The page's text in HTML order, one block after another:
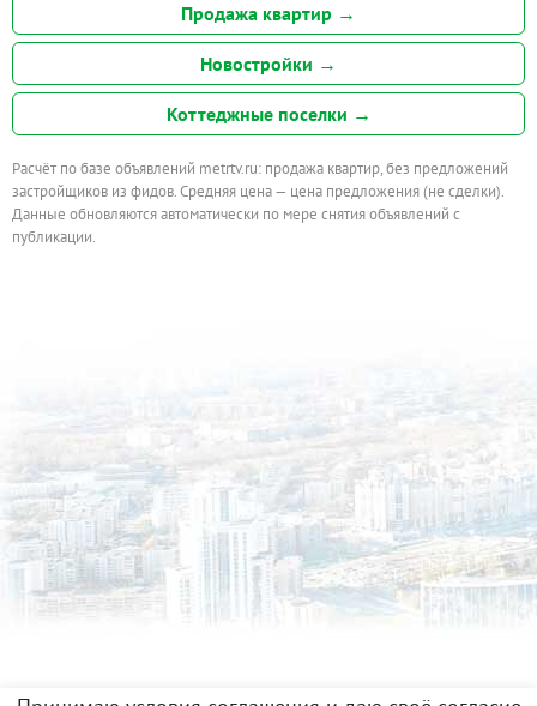
Продажа квартир →
Новостройки →
Коттеджные поселки →
Расчёт по базе объявлений metrtv.ru: продажа квартир, без предложений
застройщиков из фидов. Средняя цена — цена предложения (не сделки).
Данные обновляются автоматически по мере снятия объявлений с
публикации.